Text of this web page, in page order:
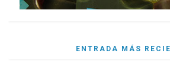
ENTRADA MÁS